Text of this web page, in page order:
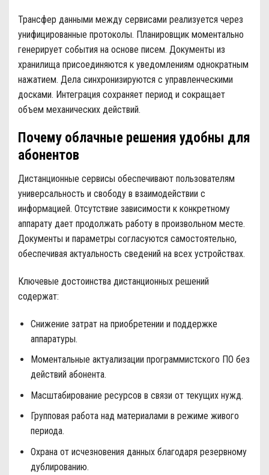
Трансфер данными между сервисами реализуется через
унифицированные протоколы. Планировщик моментально
генерирует события на основе писем. Документы из
хранилища присоединяются к уведомлениям однократным
нажатием. Дела синхронизируются с управленческими
досками. Интеграция сохраняет период и сокращает
объем механических действий.
Почему облачные решения удобны для
абонентов
Дистанционные сервисы обеспечивают пользователям
универсальность и свободу в взаимодействии с
информацией. Отсутствие зависимости к конкретному
аппарату дает продолжать работу в произвольном месте.
Документы и параметры согласуются самостоятельно,
обеспечивая актуальность сведений на всех устройствах.
Ключевые достоинства дистанционных решений
содержат:
Снижение затрат на приобретении и поддержке
аппаратуры.
Моментальные актуализации программистского ПО без
действий абонента.
Масштабирование ресурсов в связи от текущих нужд.
Групповая работа над материалами в режиме живого
периода.
Охрана от исчезновения данных благодаря резервному
дублированию.